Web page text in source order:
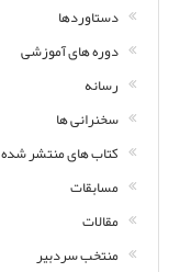
دستاوردها
دوره های آموزشی
رسانه
سخنرانی ها
کتاب های منتشر شده
مسابقات
مقالات
منتخب سردبیر